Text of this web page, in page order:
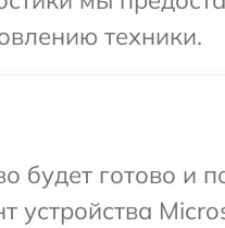
техники.
будет готово
устройства